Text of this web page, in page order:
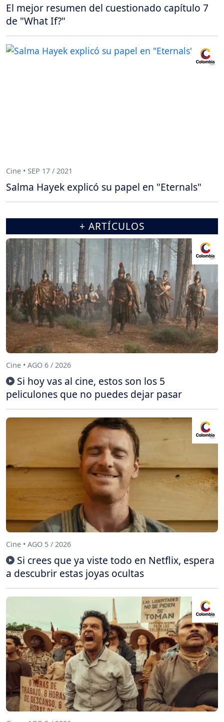
El mejor resumen del cuestionado capítulo 7
de "What If?"
Cine • SEP 17 / 2021
Salma Hayek explicó su papel en "Eternals"
+ ARTÍCULOS
Cine • AGO 6 / 2026
Si hoy vas al cine, estos son los 5
peliculones que no puedes dejar pasar
Cine • AGO 5 / 2026
Si crees que ya viste todo en Netflix, espera
a descubrir estas joyas ocultas